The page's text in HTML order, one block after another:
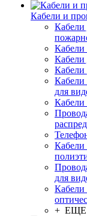
Кабели и
Кабели
Кабели
Кабели
Кабели
для
Кабели
для
Кабели
+ ЕЩЕ